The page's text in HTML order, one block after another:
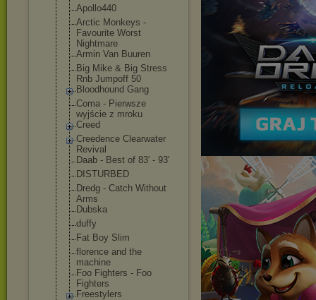
Apollo440
Arctic Monkeys -
Favourite Worst
Nightmare
Armin Van Buuren
Big Mike & Big Stress
Rnb Jumpoff 50
Bloodhound Gang
Coma - Pierwsze
wyjście z mroku
Creed
Creedence Clearwater
Revival
Daab - Best of 83' - 93'
DISTURBED
Dredg - Catch Without
Arms
Dubska
duffy
Fat Boy Slim
florence and the
machine
Foo Fighters - Foo
Fighters
Freestylers